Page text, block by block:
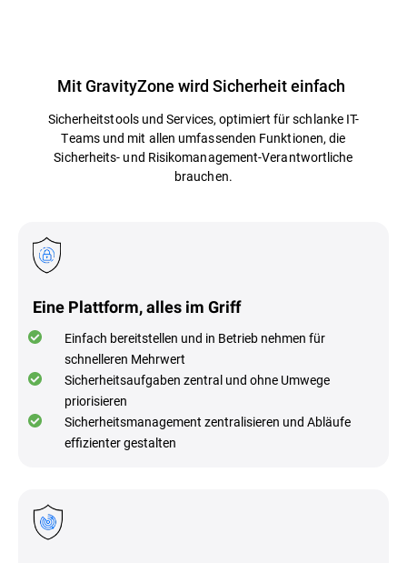
Mit GravityZone wird Sicherheit einfach
Sicherheitstools und Services, optimiert für schlanke IT-
Teams und mit allen umfassenden Funktionen, die
Sicherheits- und Risikomanagement-Verantwortliche
brauchen.
Eine Plattform, alles im Griff
Einfach bereitstellen und in Betrieb nehmen für
schnelleren Mehrwert
Sicherheitsaufgaben zentral und ohne Umwege
priorisieren
Sicherheitsmanagement zentralisieren und Abläufe
effizienter gestalten